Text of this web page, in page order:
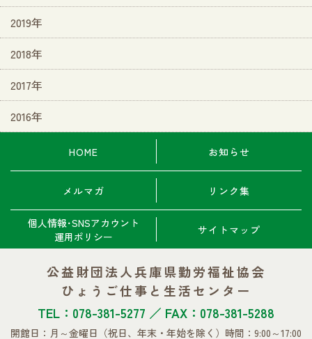
2019年
2018年
2017年
2016年
HOME お知らせ
メルマガ リンク集
個人情報･SNSアカウント
運用ポリシー
サイトマップ
公益財団法人兵庫県勤労福祉協会
ひょうご仕事と生活センター
TEL：078-381-5277 ／ FAX：078-381-5288
開館日：月～金曜日 （祝日、年末・年始を除く） 時間：9:00～17:00